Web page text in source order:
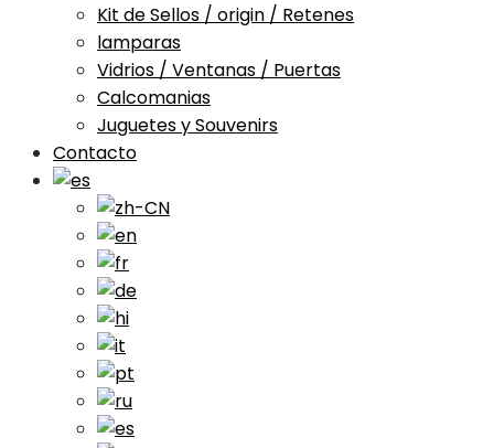
Kit de Sellos / origin / Retenes
lamparas
Vidrios / Ventanas / Puertas
Calcomanias
Juguetes y Souvenirs
Contacto